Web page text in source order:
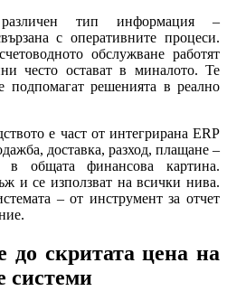
различен тип информация –
с оперативните процеси.
обслужване работят
често остават в миналото. Те
подпомагат решенията в реално
е част от интегрирана ERP
доставка, разход, плащане –
в общата финансова картина.
и се използват на всички нива.
– от инструмент за отчет
до скритата цена на
системи